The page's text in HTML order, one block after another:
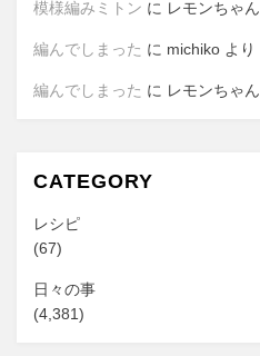
模様編みミトン に レモンちゃん
編んでしまった に michiko より
編んでしまった に レモンちゃん
CATEGORY
レシピ
(67)
日々の事
(4,381)